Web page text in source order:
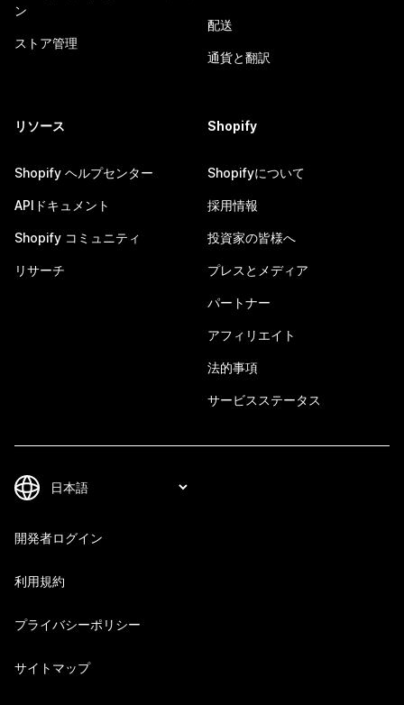
ン
ストア管理
配送
通貨と翻訳
リソース
Shopify ヘルプセンター
APIドキュメント
Shopify コミュニティ
リサーチ
Shopify
Shopifyについて
採用情報
投資家の皆様へ
プレスとメディア
パートナー
アフィリエイト
法的事項
サービスステータス
開発者ログイン
利用規約
プライバシーポリシー
サイトマップ